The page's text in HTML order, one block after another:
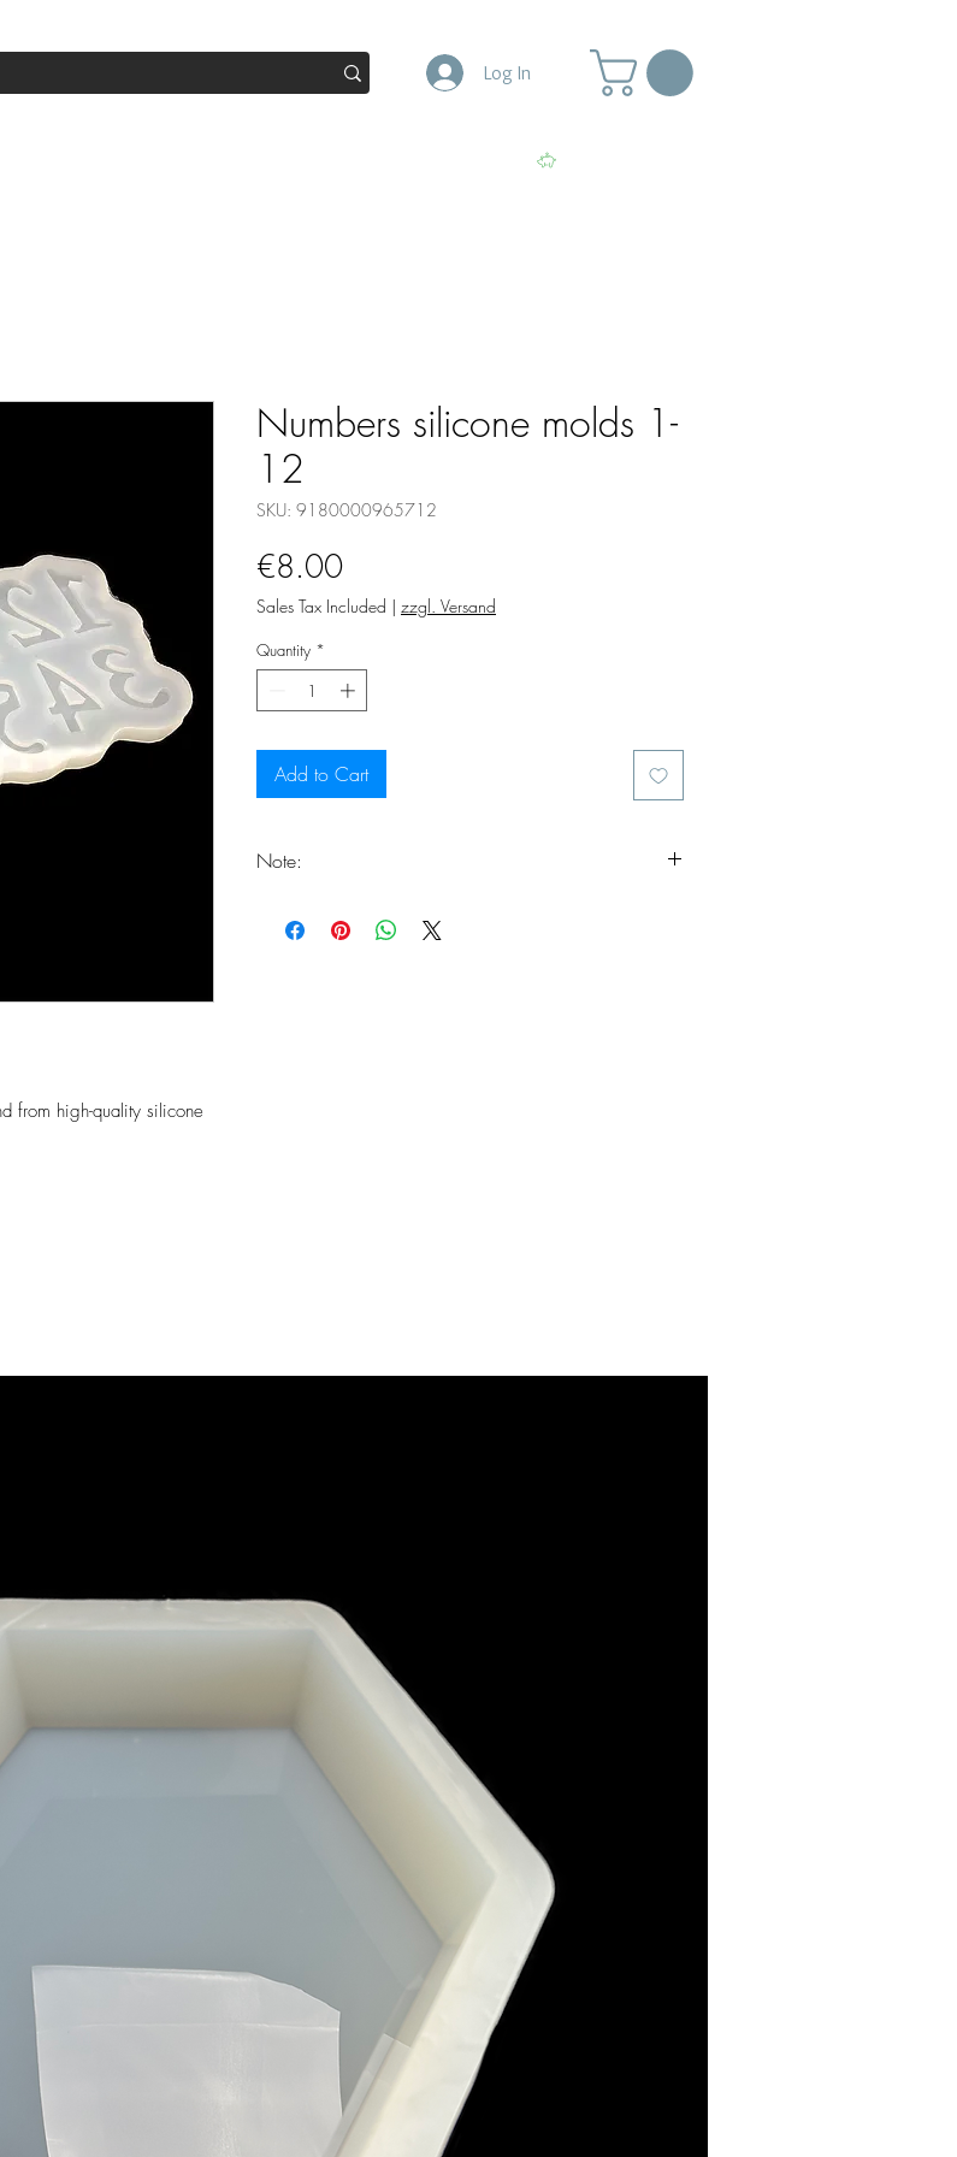
Log In
from high-quality silicone
Numbers silicone molds 1-
12
SKU: 9180000965712
€8.00Price
Sales Tax Included | zzgl. Versand
Quantity *
Add to Cart
Note:
at the end of the delivery times, as the product is